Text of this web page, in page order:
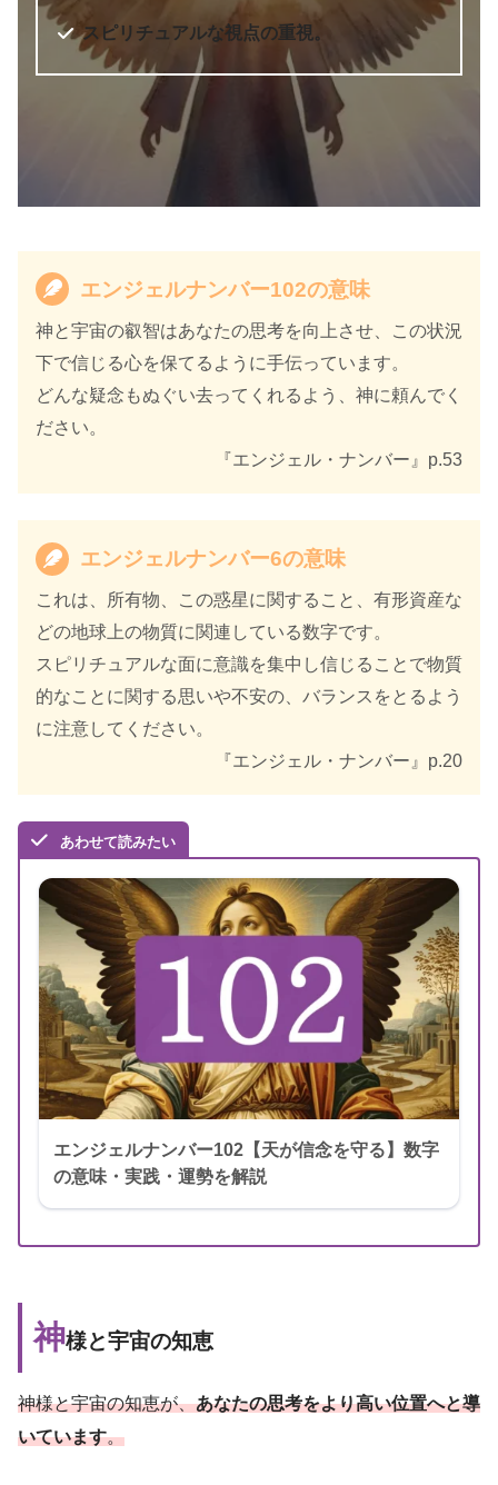
書籍名
天使のサイン エンジェル・ナンバ
ー 数字に秘められた幸運のメッセ
ージ
著者 カイル・グレイ
出版年 2021年11月
スピリチュアルな視点の重視。
エンジェルナンバー102の意味
神と宇宙の叡智はあなたの思考を向上させ、この状況
下で信じる心を保てるように手伝っています。
どんな疑念もぬぐい去ってくれるよう、神に頼んでく
ださい。
『エンジェル・ナンバー』p.53
エンジェルナンバー6の意味
これは、所有物、この惑星に関すること、有形資産な
どの地球上の物質に関連している数字です。
スピリチュアルな面に意識を集中し信じることで物質
的なことに関する思いや不安の、バランスをとるよう
に注意してください。
『エンジェル・ナンバー』p.20
あわせて読みたい
エンジェルナンバー102【天が信念を守る】数字
の意味・実践・運勢を解説
神様と宇宙の知恵
神様と宇宙の知恵が、あなたの思考をより高い位置へと導
いています。